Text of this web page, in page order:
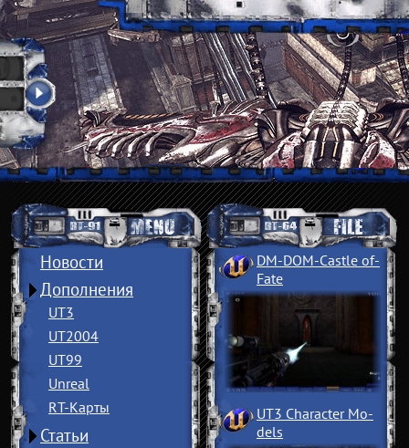
Новости
Дополнения
UT3
UT2004
UT99
Unreal
RT-Карты
Статьи
DM-DOM-Castle of­
Fate
UT3 Character Mo­
dels